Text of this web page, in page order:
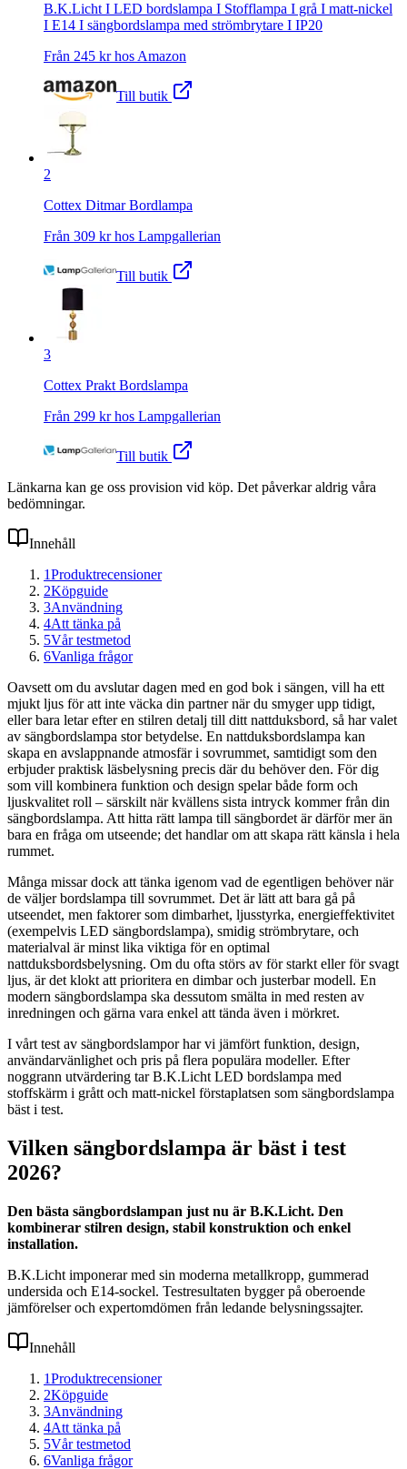
B.K.Licht I LED bordslampa I Stofflampa I grå I matt-nickel
I E14 I sängbordslampa med strömbrytare I IP20
Från 245 kr hos Amazon
Till butik
2
Cottex Ditmar Bordlampa
Från 309 kr hos Lampgallerian
Till butik
3
Cottex Prakt Bordslampa
Från 299 kr hos Lampgallerian
Till butik
Länkarna kan ge oss provision vid köp. Det påverkar aldrig våra
bedömningar.
Innehåll
1Produktrecensioner
2Köpguide
3Användning
4Att tänka på
5Vår testmetod
6Vanliga frågor
Oavsett om du avslutar dagen med en god bok i sängen, vill ha ett
mjukt ljus för att inte väcka din partner när du smyger upp tidigt,
eller bara letar efter en stilren detalj till ditt nattduksbord, så har valet
av sängbordslampa stor betydelse. En nattduksbordslampa kan
skapa en avslappnande atmosfär i sovrummet, samtidigt som den
erbjuder praktisk läsbelysning precis där du behöver den. För dig
som vill kombinera funktion och design spelar både form och
ljuskvalitet roll – särskilt när kvällens sista intryck kommer från din
sängbordslampa. Att hitta rätt lampa till sängbordet är därför mer än
bara en fråga om utseende; det handlar om att skapa rätt känsla i hela
rummet.
Många missar dock att tänka igenom vad de egentligen behöver när
de väljer bordslampa till sovrummet. Det är lätt att bara gå på
utseendet, men faktorer som dimbarhet, ljusstyrka, energieffektivitet
(exempelvis LED sängbordslampa), smidig strömbrytare, och
materialval är minst lika viktiga för en optimal
nattduksbordsbelysning. Om du ofta störs av för starkt eller för svagt
ljus, är det klokt att prioritera en dimbar och justerbar modell. En
modern sängbordslampa ska dessutom smälta in med resten av
inredningen och gärna vara enkel att tända även i mörkret.
I vårt test av sängbordslampor har vi jämfört funktion, design,
användarvänlighet och pris på flera populära modeller. Efter
noggrann utvärdering tar B.K.Licht LED bordslampa med
stoffskärm i grått och matt-nickel förstaplatsen som sängbordslampa
bäst i test.
Vilken sängbordslampa är bäst i test
2026?
Den bästa sängbordslampan just nu är B.K.Licht. Den
kombinerar stilren design, stabil konstruktion och enkel
installation.
B.K.Licht imponerar med sin moderna metallkropp, gummerad
undersida och E14-sockel. Testresultaten bygger på oberoende
jämförelser och expertomdömen från ledande belysningssajter.
Innehåll
1Produktrecensioner
2Köpguide
3Användning
4Att tänka på
5Vår testmetod
6Vanliga frågor